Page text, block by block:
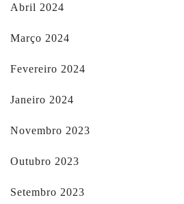
Abril 2024
Março 2024
Fevereiro 2024
Janeiro 2024
Novembro 2023
Outubro 2023
Setembro 2023